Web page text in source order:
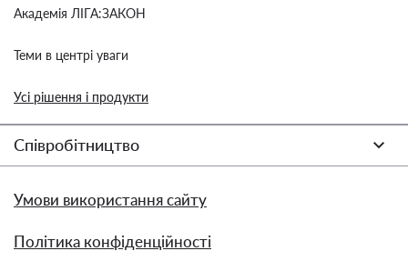
Академія ЛІГА:ЗАКОН
Теми в центрі уваги
Усі рішення і продукти
Співробітництво
Умови використання сайту
Політика конфіденційності